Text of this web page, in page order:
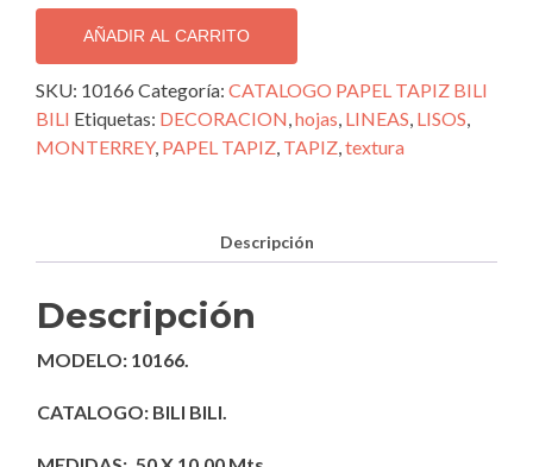
IMPORTADO
BILI
BILI;
10166
cantidad
AÑADIR AL CARRITO
SKU: 10166 Categoría: CATALOGO PAPEL TAPIZ BILI
BILI Etiquetas: DECORACION,hojas, LINEAS, LISOS,
MONTERREY, PAPEL TAPIZ, TAPIZ,textura
Descripción
Descripción
MODELO: 10166.
CATALOGO: BILI BILI.